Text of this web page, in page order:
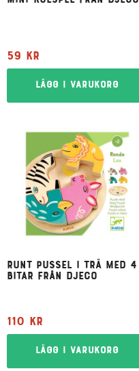
59 kr
Lägg i varukorg
Runt pussel i trä med 4
bitar från Djeco
110 kr
Lägg i varukorg